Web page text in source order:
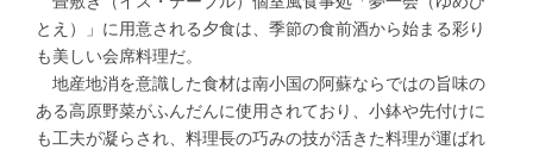
とえ）」に用意される夕食は、季節の食前酒から始まる彩り
も美しい会席料理だ。
地産地消を意識した食材は南小国の阿蘇ならではの旨味の
ある高原野菜がふんだんに使用されており、小鉢や先付けに
も工夫が凝らされ、料理長の巧みの技が活きた料理が運ばれ